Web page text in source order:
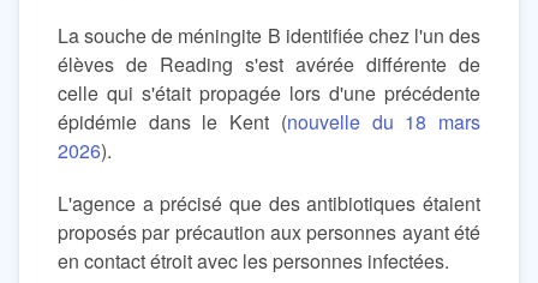
La souche de méningite B identifiée chez l'un des
élèves de Reading s'est avérée différente de
celle qui s'était propagée lors d'une précédente
épidémie dans le Kent (nouvelle du 18 mars
2026).
L'agence a précisé que des antibiotiques étaient
proposés par précaution aux personnes ayant été
en contact étroit avec les personnes infectées.